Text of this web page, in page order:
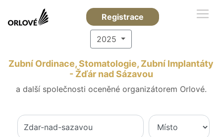
Registrace
2025
Zubní Ordinace, Stomatologie, Zubní Implantáty
- Žďár nad Sázavou
a další společnosti oceněné organizátorem Orlové.